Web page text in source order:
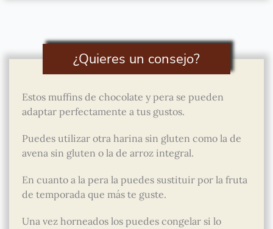
¿Quieres un consejo?
Estos muffins de chocolate y pera se pueden
adaptar perfectamente a tus gustos.
Puedes utilizar otra harina sin gluten como la de
avena sin gluten o la de arroz integral.
En cuanto a la pera la puedes sustituir por la fruta
de temporada que más te guste.
Una vez horneados los puedes congelar si lo